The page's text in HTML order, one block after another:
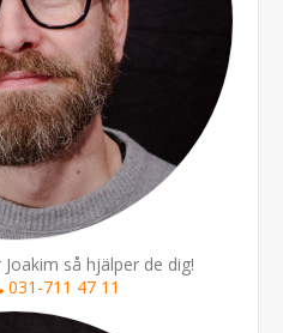
så hjälper de dig!
031-711 47 11